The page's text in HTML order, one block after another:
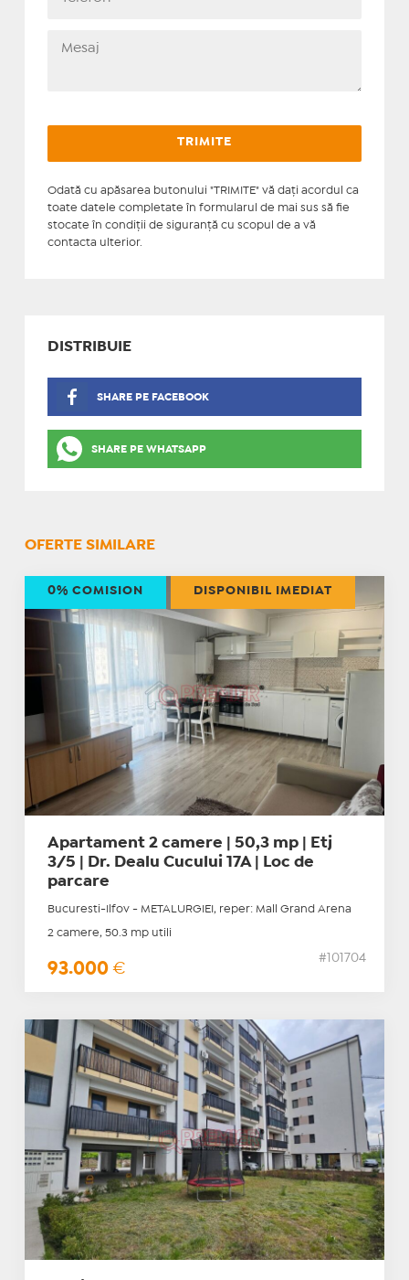
Odată cu apăsarea butonului "TRIMITE" vă daţi acordul ca
toate datele completate în formularul de mai sus să fie
stocate în condiţii de siguranţă cu scopul de a vă
contacta ulterior.
DISTRIBUIE
SHARE PE FACEBOOK
SHARE PE WHATSAPP
OFERTE SIMILARE
Apartament 2 camere | 50,3 mp | Etj
3/5 | Dr. Dealu Cucului 17A | Loc de
parcare
Bucuresti-Ilfov - METALURGIEI, reper: Mall Grand Arena
2 camere, 50.3 mp utili
93.000 €
#101704
0% COMISION DISPONIBIL IMEDIAT